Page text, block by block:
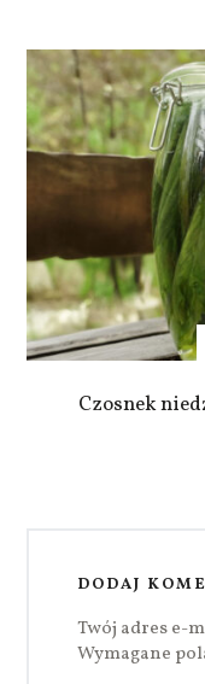
Czosnek
DODAJ
Twój adres e-
Wymagane